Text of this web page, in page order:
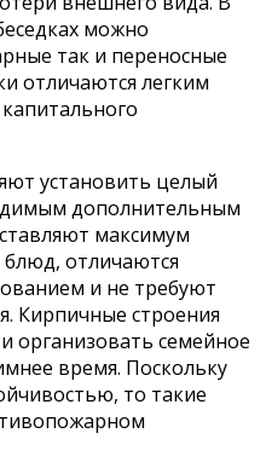
можно
так и переносные
отличаются легким
установить целый
дополнительным
максимум
блюд, отличаются
и не требуют
Кирпичные строения
организовать семейное
время. Поскольку
то такие